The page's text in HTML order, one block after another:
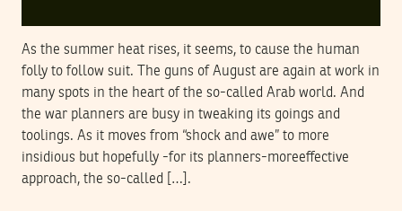
As the summer heat rises, it seems, to cause the human
folly to follow suit. The guns of August are again at work in
many spots in the heart of the so-called Arab world. And
the war planners are busy in tweaking its goings and
toolings. As it moves from “shock and awe” to more
insidious but hopefully -for its planners-moreeffective
approach, the so-called […].